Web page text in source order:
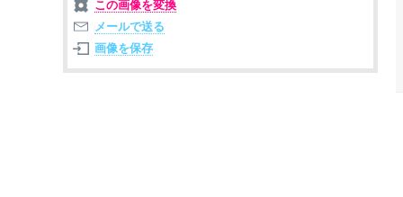
この画像を変換
メールで送る
画像を保存